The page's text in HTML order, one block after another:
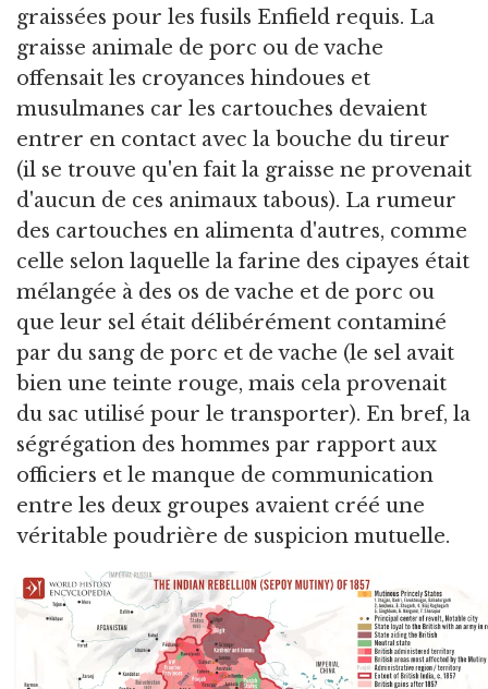
graissées pour les fusils Enfield requis. La
graisse animale de porc ou de vache
offensait les croyances hindoues et
musulmanes car les cartouches devaient
entrer en contact avec la bouche du tireur
(il se trouve qu'en fait la graisse ne provenait
d'aucun de ces animaux tabous). La rumeur
des cartouches en alimenta d'autres, comme
celle selon laquelle la farine des cipayes était
mélangée à des os de vache et de porc ou
que leur sel était délibérément contaminé
par du sang de porc et de vache (le sel avait
bien une teinte rouge, mais cela provenait
du sac utilisé pour le transporter). En bref, la
ségrégation des hommes par rapport aux
officiers et le manque de communication
entre les deux groupes avaient créé une
véritable poudrière de suspicion mutuelle.